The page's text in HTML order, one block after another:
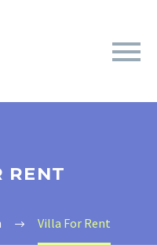
RENT
Villa For Rent